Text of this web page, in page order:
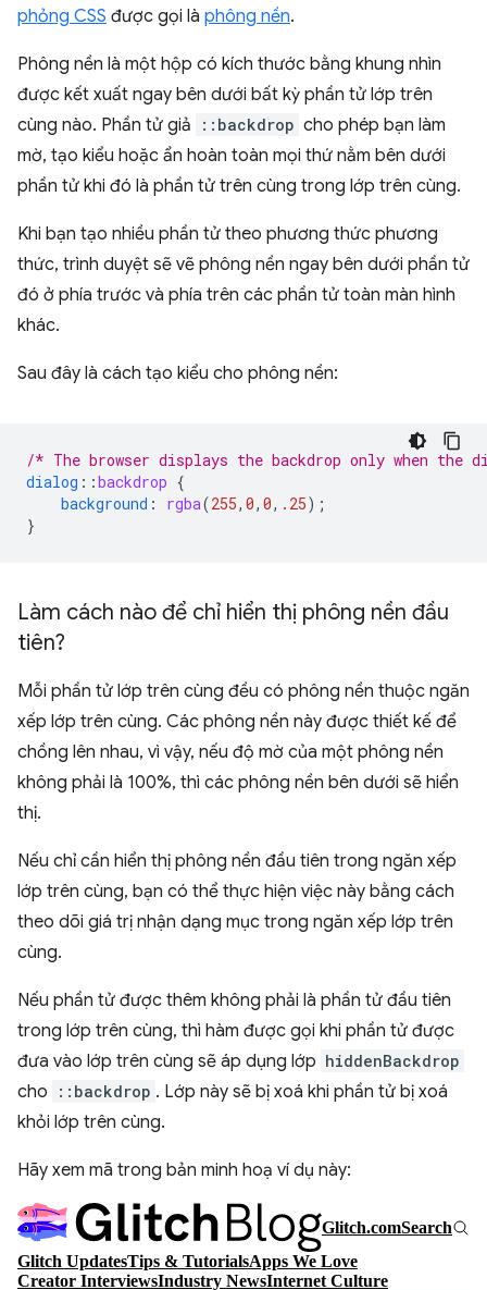
phỏng CSS được gọi là phông nền.
Phông nền là một hộp có kích thước bằng khung nhìn
được kết xuất ngay bên dưới bất kỳ phần tử lớp trên
cùng nào. Phần tử giả
::backdrop cho phép bạn làm
mờ, tạo kiểu hoặc ẩn hoàn toàn mọi thứ nằm bên dưới
phần tử khi đó là phần tử trên cùng trong lớp trên cùng.
Khi bạn tạo nhiều phần tử theo phương thức phương
thức, trình duyệt sẽ vẽ phông nền ngay bên dưới phần tử
đó ở phía trước và phía trên các phần tử toàn màn hình
khác.
Sau đây là cách tạo kiểu cho phông nền:
/* The browser displays the backdrop only when the
dialog ::backdrop {
background : rgba(255, 0, 0, .25);
}
Làm cách nào để chỉ hiển thị phông nền đầu
tiên?
Mỗi phần tử lớp trên cùng đều có phông nền thuộc ngăn
xếp lớp trên cùng. Các phông nền này được thiết kế để
chồng lên nhau, vì vậy, nếu độ mờ của một phông nền
không phải là 100%, thì các phông nền bên dưới sẽ hiển
thị.
Nếu chỉ cần hiển thị phông nền đầu tiên trong ngăn xếp
lớp trên cùng, bạn có thể thực hiện việc này bằng cách
theo dõi giá trị nhận dạng mục trong ngăn xếp lớp trên
cùng.
Nếu phần tử được thêm không phải là phần tử đầu tiên
trong lớp trên cùng, thì hàm được gọi khi phần tử được
đưa vào lớp trên cùng sẽ áp dụng lớp hiddenBackdrop
cho ::backdrop . Lớp này sẽ bị xoá khi phần tử bị xoá
khỏi lớp trên cùng.
Hãy xem mã trong bản minh hoạ ví dụ này: